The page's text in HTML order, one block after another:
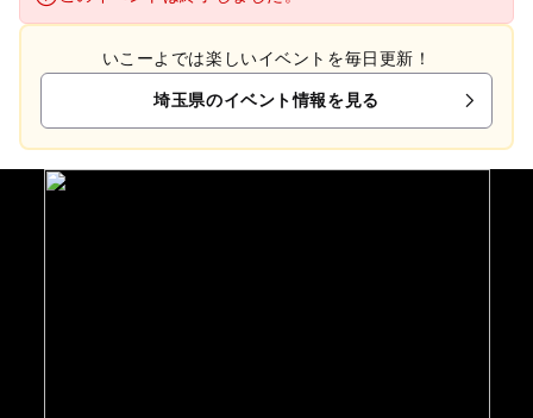
いこーよでは楽しいイベントを毎日更新！
埼玉県のイベント情報を見る